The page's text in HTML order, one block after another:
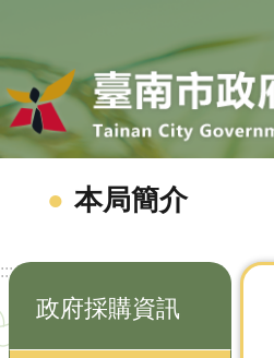
本局簡介
:::
政府採購資訊